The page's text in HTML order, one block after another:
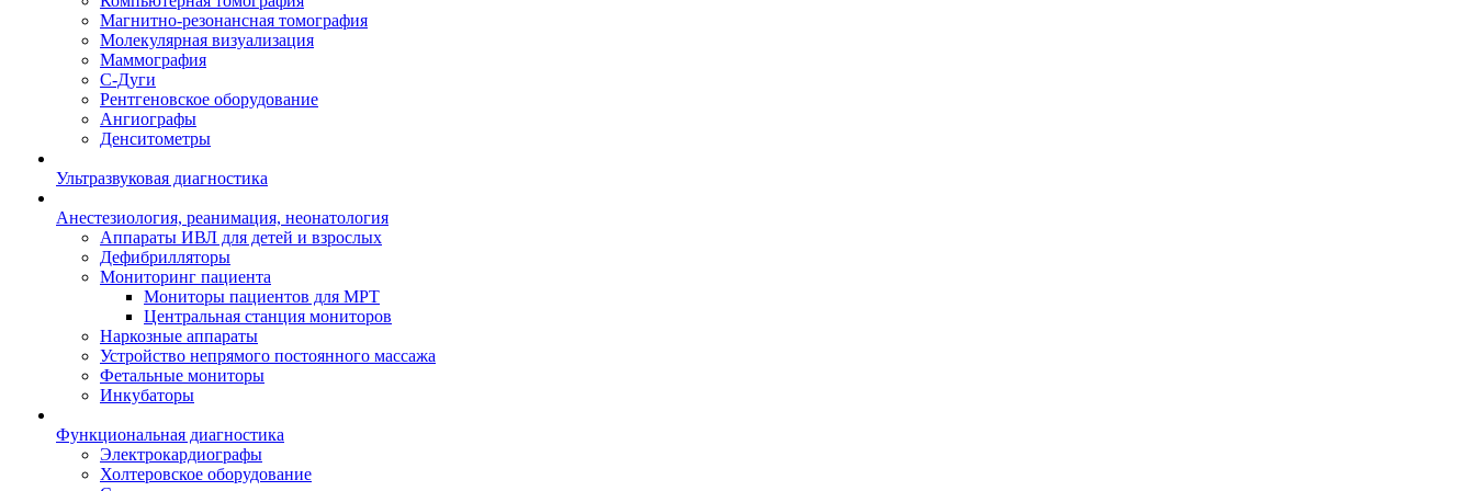
Магнитно-резонансная томография
Молекулярная визуализация
Маммография
С-Дуги
Рентгеновское оборудование
Ангиографы
Денситометры
Ультразвуковая диагностика
Анестезиология, реанимация, неонатология
Аппараты ИВЛ для детей и взрослых
Дефибрилляторы
Мониторинг пациента
Мониторы пациентов для МРТ
Центральная станция мониторов
Наркозные аппараты
Устройство непрямого постоянного массажа
Фетальные мониторы
Инкубаторы
Функциональная диагностика
Электрокардиографы
Холтеровское оборудование